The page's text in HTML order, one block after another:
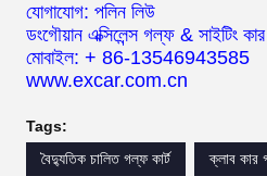
যোগাযোগ: পলিন লিউ
ডংগৌয়ান এক্সিলেন্স গল্ফ & সাইটিং
মোবাইল: + 86-13546943585
www.excar.com.cn
Tags:
বৈদ্যুতিক চালিত গল্ফ কার্ট
ক্লাব কার